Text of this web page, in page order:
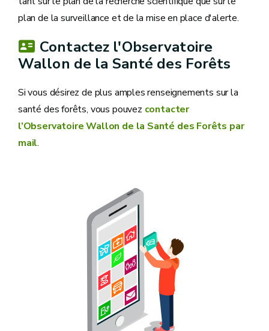
plan de la surveillance et de la mise en place d'alerte.
Contactez l'Observatoire
Wallon de la Santé des Forêts
Si vous désirez de plus amples renseignements sur la
santé des forêts, vous pouvez contacter
l’Observatoire Wallon de la Santé des Forêts par
mail.